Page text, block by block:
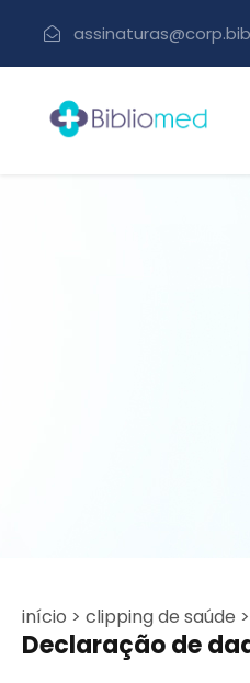
início > clipping de saúde >
Declaração de